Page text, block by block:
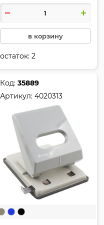
E0120
в корзину
остаток:2
Код:35889
Артикул:4020313